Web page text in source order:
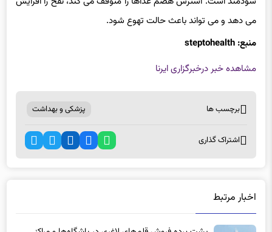
سودمند است. استرس هضم غذاها را متوقف می کند، نفخ را افزایش
می دهد و می تواند باعث حالت تهوع شود.
منبع: steptohealth
اخبار مرتبط